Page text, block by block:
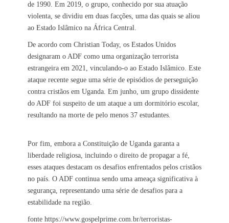
de 1990. Em 2019, o grupo, conhecido por sua atuação
violenta, se dividiu em duas facções, uma das quais se aliou
ao Estado Islâmico na África Central.
De acordo com Christian Today, os Estados Unidos
designaram o ADF como uma organização terrorista
estrangeira em 2021, vinculando-o ao Estado Islâmico. Este
ataque recente segue uma série de episódios de perseguição
contra cristãos em Uganda. Em junho, um grupo dissidente
do ADF foi suspeito de um ataque a um dormitório escolar,
resultando na morte de pelo menos 37 estudantes.
Por fim, embora a Constituição de Uganda garanta a
liberdade religiosa, incluindo o direito de propagar a fé,
esses ataques destacam os desafios enfrentados pelos cristãos
no país. O ADF continua sendo uma ameaça significativa à
segurança, representando uma série de desafios para a
estabilidade na região.
fonte https://www.gospelprime.com.br/terroristas-